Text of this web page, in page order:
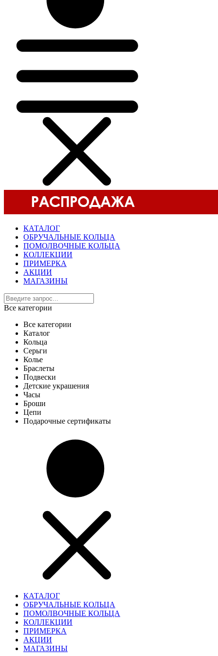
КАТАЛОГ
ОБРУЧАЛЬНЫЕ КОЛЬЦА
ПОМОЛВОЧНЫЕ КОЛЬЦА
КОЛЛЕКЦИИ
ПРИМЕРКА
АКЦИИ
МАГАЗИНЫ
Все категории
Все категории
Каталог
Кольца
Серьги
Колье
Браслеты
Подвески
Детские украшения
Часы
Броши
Цепи
Подарочные сертификаты
КАТАЛОГ
ОБРУЧАЛЬНЫЕ КОЛЬЦА
ПОМОЛВОЧНЫЕ КОЛЬЦА
КОЛЛЕКЦИИ
ПРИМЕРКА
АКЦИИ
МАГАЗИНЫ